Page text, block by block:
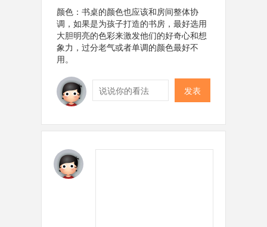
颜色：书桌的颜色也应该和房间整体协
调，如果是为孩子打造的书房，最好选用
大胆明亮的色彩来激发他们的好奇心和想
象力，过分老气或者单调的颜色最好不
用。
发表